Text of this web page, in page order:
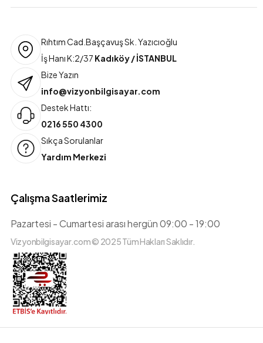
Rıhtım Cad.Başçavuş Sk. Yazıcıoğlu
İş Hanı K:2/37 Kadıköy / İSTANBUL
Bize Yazın
info@vizyonbilgisayar.com
Destek Hattı:
0216 550 4300
Sıkça Sorulanlar
Yardım Merkezi
Çalışma Saatlerimiz
Pazartesi - Cumartesi arası hergün 09:00 - 19:00
Vizyonbilgisayar.com © 2025 Tüm Hakları Saklıdır.